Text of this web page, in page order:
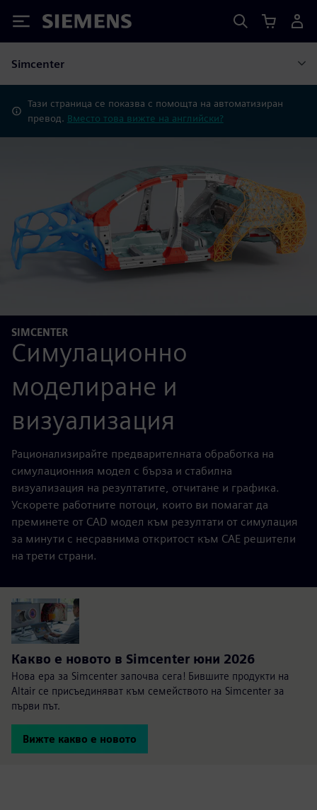
Siemens
Simcenter
Тази страница се показва с помощта на автоматизиран
превод. Вместо това вижте на английски?
SIMCENTER
Симулационно
моделиране и
визуализация
Рационализирайте предварителната обработка на
симулационния модел с бърза и стабилна
визуализация на резултатите, отчитане и графика.
Ускорете работните потоци, които ви помагат да
преминете от CAD модел към резултати от симулация
за минути с несравнима откритост към CAE решители
на трети страни.
Какво е новото в Simcenter юни 2026
Нова ера за Simcenter започва сега! Бившите продукти на
Altair се присъединяват към семейството на Simcenter за
първи път.
Вижте какво е новото